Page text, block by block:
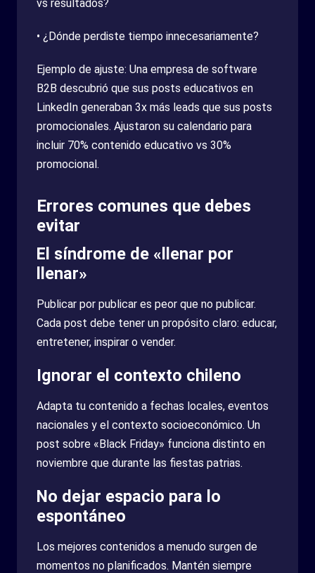
vs resultados?
• ¿Dónde perdiste tiempo innecesariamente?
Ejemplo de ajuste: Una empresa de software
B2B descubrió que sus posts educativos en
LinkedIn generaban 3x más leads que sus posts
promocionales. Ajustaron su calendario para
incluir 70% contenido educativo vs 30%
promocional.
Errores comunes que debes
evitar
El síndrome de «llenar por
llenar»
Publicar por publicar es peor que no publicar.
Cada post debe tener un propósito claro: educar,
entretener, inspirar o vender.
Ignorar el contexto chileno
Adapta tu contenido a fechas locales, eventos
nacionales y el contexto socioeconómico. Un
post sobre «Black Friday» funciona distinto en
noviembre que durante las fiestas patrias.
No dejar espacio para lo
espontáneo
Los mejores contenidos a menudo surgen de
momentos no planificados. Mantén siempre